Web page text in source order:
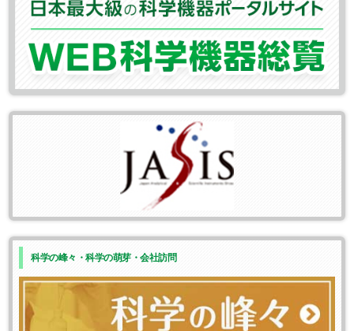
科学の峰々・科学の萌芽・会社訪問